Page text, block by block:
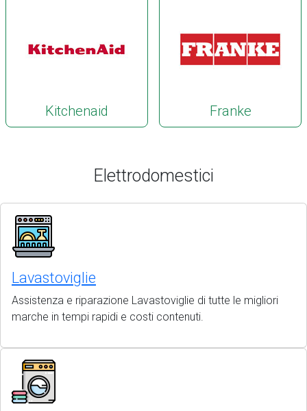
Kitchenaid Franke
Elettrodomestici
Lavastoviglie
Assistenza e riparazione Lavastoviglie di tutte le migliori
marche in tempi rapidi e costi contenuti.